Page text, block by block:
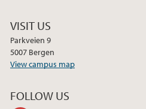
VISIT US
Parkveien 9
5007 Bergen
View campus map
FOLLOW US